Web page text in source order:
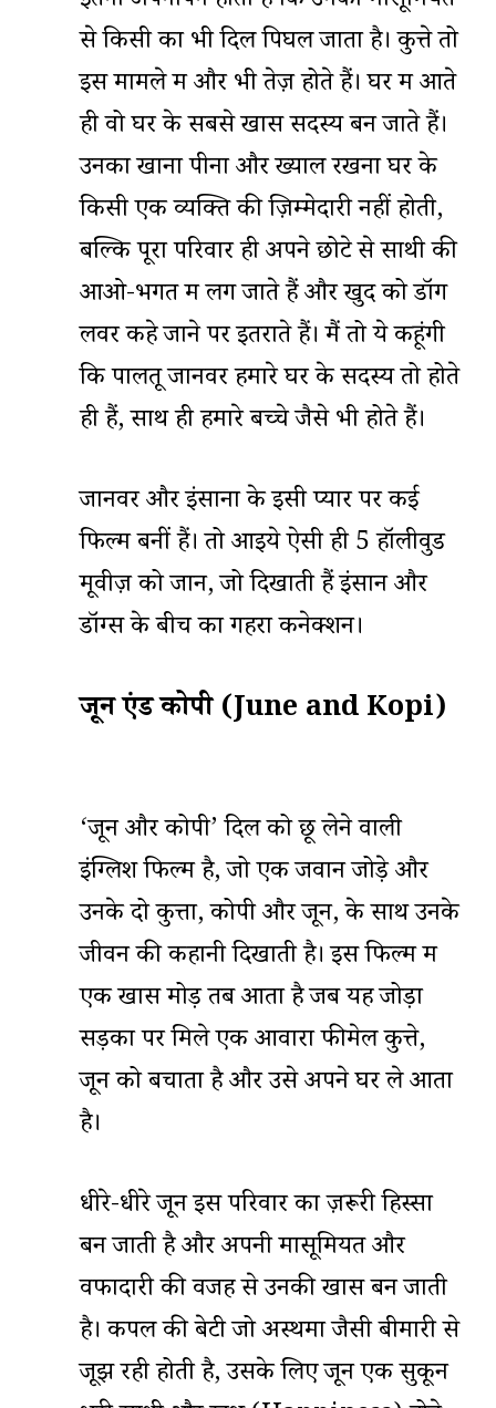
से किसी का भी दिल पिघल जाता है। कुत्ते तो
इस मामले में और भी तेज़ होते हैं। घर में आते
ही वो घर के सबसे खास सदस्य बन जाते हैं।
उनका खाना पीना और ख्याल रखना घर के
किसी एक व्यक्ति की ज़िम्मेदारी नहीं होती,
बल्कि पूरा परिवार ही अपने छोटे से साथी की
आओ-भगत में लग जाते हैं और खुद को डॉग
लवर कहे जाने पर इतराते हैं। मैं तो ये कहूंगी
कि पालतू जानवर हमारे घर के सदस्य तो होते
ही हैं, साथ ही हमारे बच्चे जैसे भी होते हैं।
जानवर और इंसानों के इसी प्यार पर कई
फिल्में बनीं हैं। तो आइये ऐसी ही 5 हॉलीवुड
मूवीज़ को जानें, जो दिखाती हैं इंसान और
डॉग्स के बीच का गहरा कनेक्शन।
जून एंड कोपी (June and Kopi)
‘जून और कोपी’ दिल को छू लेने वाली
इंग्लिश फिल्म है, जो एक जवान जोड़े और
उनके दो कुत्तों, कोपी और जून, के साथ उनके
जीवन की कहानी दिखाती है। इस फिल्म में
एक खास मोड़ तब आता है जब यह जोड़ा
सड़कों पर मिले एक आवारा फीमेल कुत्ते,
जून को बचाता है और उसे अपने घर ले आता
है।
धीरे-धीरे जून इस परिवार का ज़रूरी हिस्सा
बन जाती है और अपनी मासूमियत और
वफादारी की वजह से उनकी खास बन जाती
है। कपल की बेटी जो अस्थमा जैसी बीमारी से
जूझ रही होती है, उसके लिए जून एक सुकून